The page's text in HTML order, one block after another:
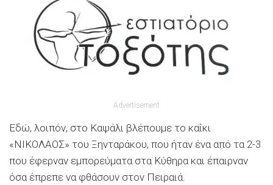
Advertisement
Εδώ, λοιπόν, στο Καψάλι βλέπουμε το καΐκι
«ΝΙΚΟΛΑΟΣ» του Ξηνταράκου, που ήταν ένα από τα 2-3
που έφερναν εμπορεύματα στα Κύθηρα και έπαιρναν
όσα έπρεπε να φθάσουν στον Πειραιά.